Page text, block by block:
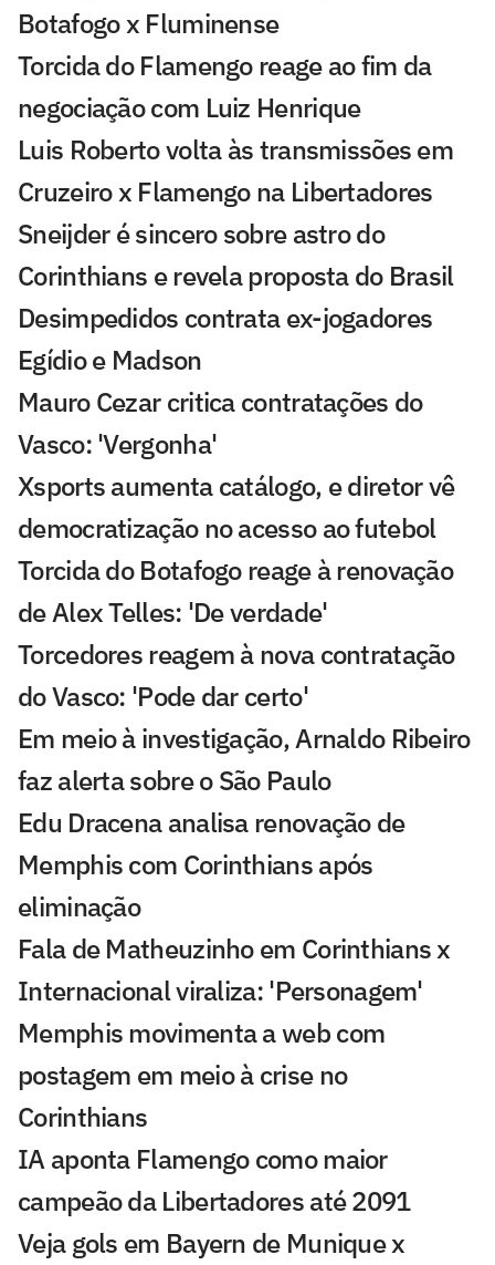
Botafogo x Fluminense
Torcida do Flamengo reage ao fim da
negociação com Luiz Henrique
Luis Roberto volta às transmissões em
Cruzeiro x Flamengo na Libertadores
Sneijder é sincero sobre astro do
Corinthians e revela proposta do Brasil
Desimpedidos contrata ex-jogadores
Egídio e Madson
Mauro Cezar critica contratações do
Vasco: 'Vergonha'
Xsports aumenta catálogo, e diretor vê
democratização no acesso ao futebol
Torcida do Botafogo reage à renovação
de Alex Telles: 'De verdade'
Torcedores reagem à nova contratação
do Vasco: 'Pode dar certo'
Em meio à investigação, Arnaldo Ribeiro
faz alerta sobre o São Paulo
Edu Dracena analisa renovação de
Memphis com Corinthians após
eliminação
Fala de Matheuzinho em Corinthians x
Internacional viraliza: 'Personagem'
Memphis movimenta a web com
postagem em meio à crise no
Corinthians
IA aponta Flamengo como maior
campeão da Libertadores até 2091
Veja gols em Bayern de Munique x